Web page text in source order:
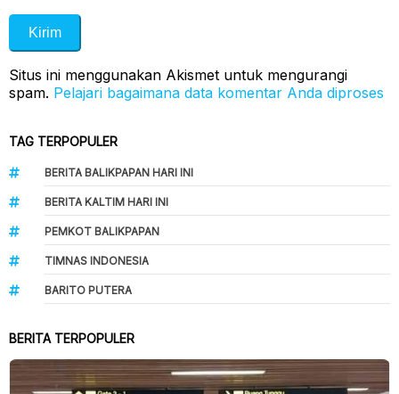
Situs ini menggunakan Akismet untuk mengurangi
spam. Pelajari bagaimana data komentar Anda diproses
TAG TERPOPULER
BERITA BALIKPAPAN HARI INI
BERITA KALTIM HARI INI
PEMKOT BALIKPAPAN
TIMNAS INDONESIA
BARITO PUTERA
BERITA TERPOPULER